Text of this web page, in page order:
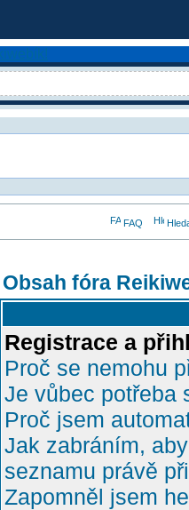
FAQ
Obsah fóra
Registrace a
Proč se nemohu
Je vůbec potřeba
Proč jsem
Jak zabráním,
seznamu právě
Zapomněl jsem